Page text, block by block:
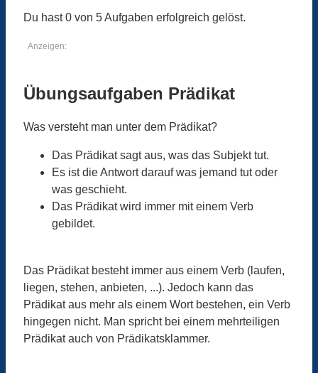
Du hast 0 von 5 Aufgaben erfolgreich gelöst.
Anzeigen:
Übungsaufgaben Prädikat
Was versteht man unter dem Prädikat?
Das Prädikat sagt aus, was das Subjekt tut.
Es ist die Antwort darauf was jemand tut oder
was geschieht.
Das Prädikat wird immer mit einem Verb
gebildet.
Das Prädikat besteht immer aus einem Verb (laufen,
liegen, stehen, anbieten, ...). Jedoch kann das
Prädikat aus mehr als einem Wort bestehen, ein Verb
hingegen nicht. Man spricht bei einem mehrteiligen
Prädikat auch von Prädikatsklammer.